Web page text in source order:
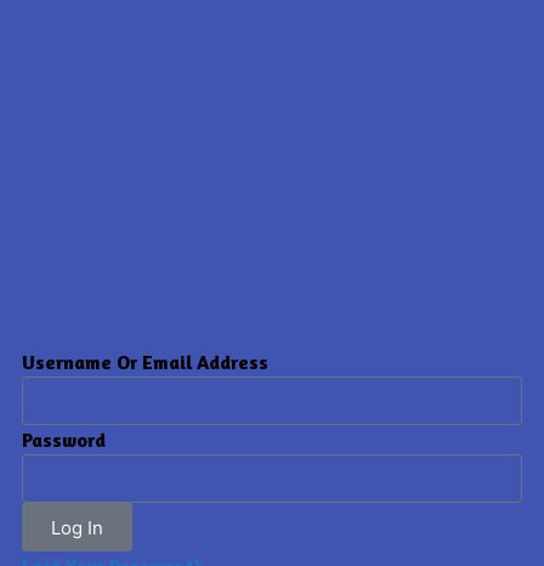
Username Or Email Address
Password
Log In